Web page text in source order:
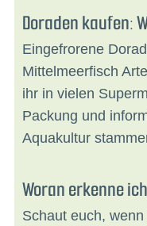
Doraden kaufen:
Eingefrorene
Mittelmeerfisch
ihr in vielen
Packung und
Aquakultur
Woran erkenne
Schaut euch,